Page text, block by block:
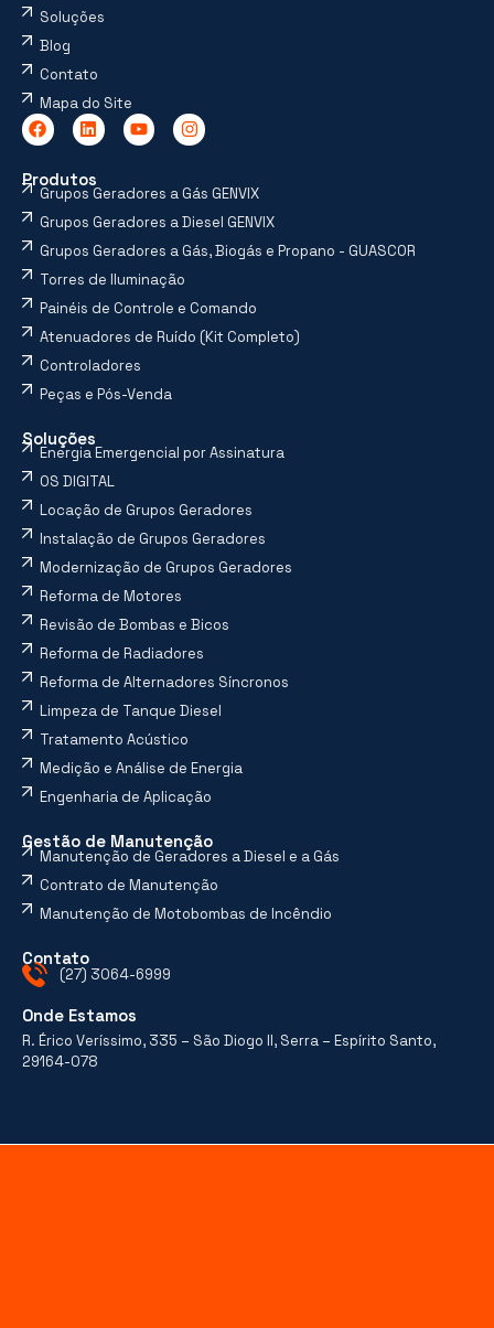
Soluções
Blog
Contato
Mapa do Site
Produtos
Grupos Geradores a Gás GENVIX
Grupos Geradores a Diesel GENVIX
Grupos Geradores a Gás, Biogás e Propano - GUASCOR
Torres de Iluminação
Painéis de Controle e Comando
Atenuadores de Ruído (Kit Completo)
Controladores
Peças e Pós-Venda
Soluções
Energia Emergencial por Assinatura
OS DIGITAL
Locação de Grupos Geradores
Instalação de Grupos Geradores
Modernização de Grupos Geradores
Reforma de Motores
Revisão de Bombas e Bicos
Reforma de Radiadores
Reforma de Alternadores Síncronos
Limpeza de Tanque Diesel
Tratamento Acústico
Medição e Análise de Energia
Engenharia de Aplicação
Gestão de Manutenção
Manutenção de Geradores a Diesel e a Gás
Contrato de Manutenção
Manutenção de Motobombas de Incêndio
Contato
(27) 3064-6999
Onde Estamos
R. Érico Veríssimo, 335 – São Diogo II, Serra – Espírito Santo,
29164-078